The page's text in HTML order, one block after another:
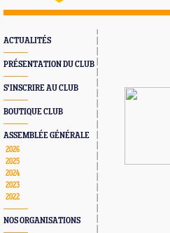
ACTUALITÉS
PRÉSENTATION DU CLUB
S'INSCRIRE AU CLUB
BOUTIQUE CLUB
ASSEMBLÉE GÉNÉRALE
2026
2025
2024
2023
2022
NOS ORGANISATIONS